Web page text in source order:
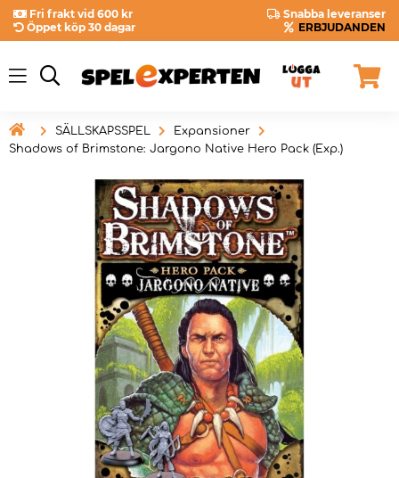
Fri frakt vid 600 kr
Snabba leveranser
Öppet köp 30 dagar
ERBJUDANDEN
 SÄLLSKAPSSPEL
Expansioner
Shadows of Brimstone: Jargono Native Hero Pack (Exp.)